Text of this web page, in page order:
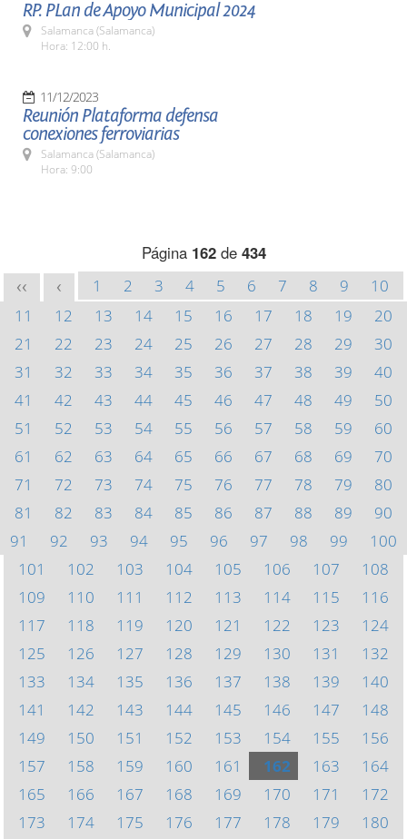
RP. PLan de Apoyo Municipal 2024
Salamanca (Salamanca)
Hora: 12:00 h.
11/12/2023
Reunión Plataforma defensa
conexiones ferroviarias
Salamanca (Salamanca)
Hora: 9:00
Página 162de 434
<< < 1 2 3 4 5 6 7 8 9
10
11
12 13 14 15 16 17 18 19
20
21
22 23 24 25 26 27 28 29
30
31
32 33 34 35 36 37 38 39
40
41
42 43 44 45 46 47 48 49
50
51
52 53 54 55 56 57 58 59
60
61
62 63 64 65 66 67 68 69
70
71
72 73 74 75 76 77 78 79
80
81
82 83 84 85 86 87 88 89
90
91
92 93 94 95 96 97 98 99
100
101
102 103 104 105 106 107
108
109
110 111 112 113 114 115
116
117
118 119 120 121 122 123
124
125
126 127 128 129 130 131
132
133
134 135 136 137 138 139
140
141
142 143 144 145 146 147
148
149
150 151 152 153 154 155
156
157
158 159 160 161 162 163
164
165
166 167 168 169 170 171
172
173
174 175 176 177 178 179
180